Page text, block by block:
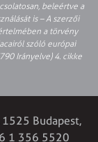
beleértve a
is – A szerzői
a törvény
szóló európai
Irányelve) 4. cikke
Budapest,
1 356 5520